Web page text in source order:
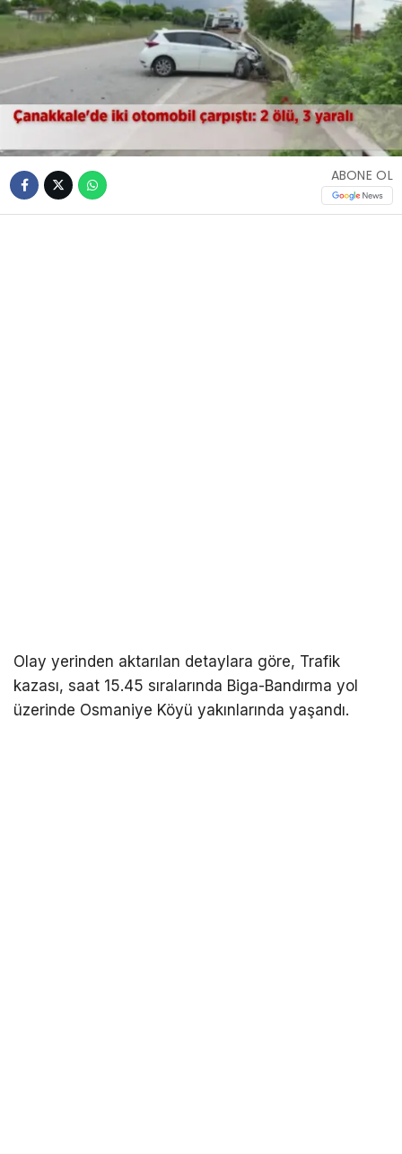
ABONE OL
Olay yerinden aktarılan detaylara göre, Trafik
kazası, saat 15.45 sıralarında Biga-Bandırma yol
üzerinde Osmaniye Köyü yakınlarında yaşandı.